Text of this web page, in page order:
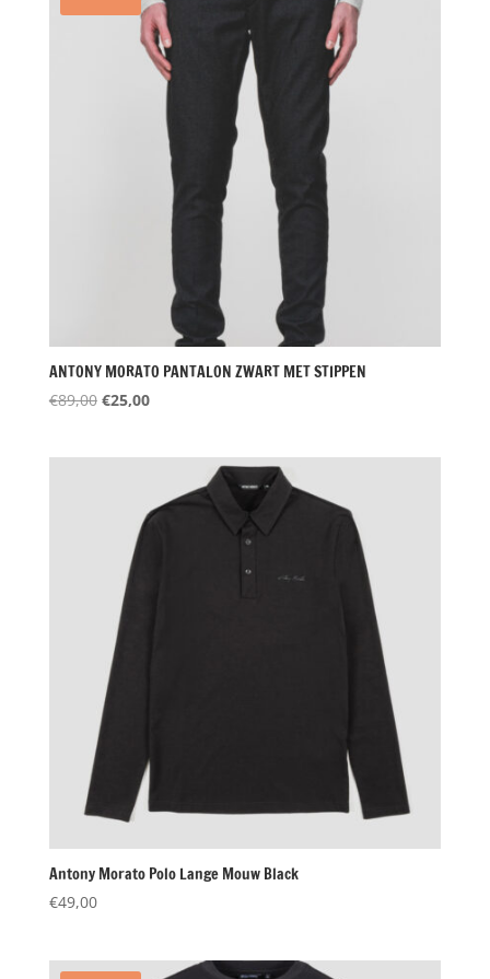
ANTONY MORATO PANTALON ZWART MET STIPPEN
€89,00 Oorspronkelijke
€25,00Huidige
Antony Morato Polo Lange Mouw Black
€49,00